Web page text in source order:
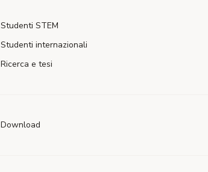
Studenti STEM
Studenti internazionali
Ricerca e tesi
Download